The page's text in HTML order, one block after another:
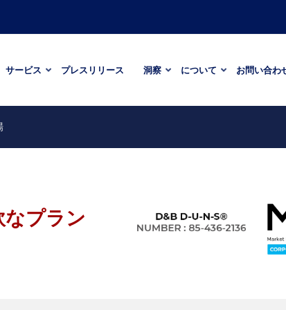
サービス プレスリリース 洞察 について お問い合わ
なプラン